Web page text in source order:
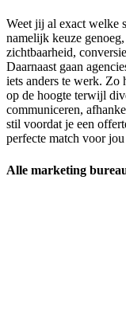
Weet jij al exact welke
namelijk keuze
zichtbaarheid,
Daarnaast gaan
iets anders te werk. Zo
op de hoogte terwijl
communiceren,
stil voordat je een
perfecte match voor
Alle marketing